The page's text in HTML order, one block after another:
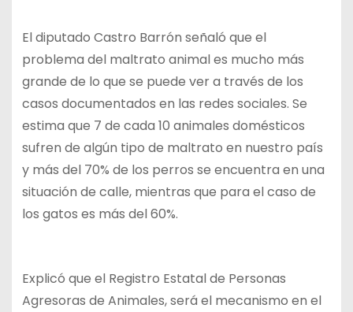
El diputado Castro Barrón señaló que el
problema del maltrato animal es mucho más
grande de lo que se puede ver a través de los
casos documentados en las redes sociales. Se
estima que 7 de cada 10 animales domésticos
sufren de algún tipo de maltrato en nuestro país
y más del 70% de los perros se encuentra en una
situación de calle, mientras que para el caso de
los gatos es más del 60%.
Explicó que el Registro Estatal de Personas
Agresoras de Animales, será el mecanismo en el